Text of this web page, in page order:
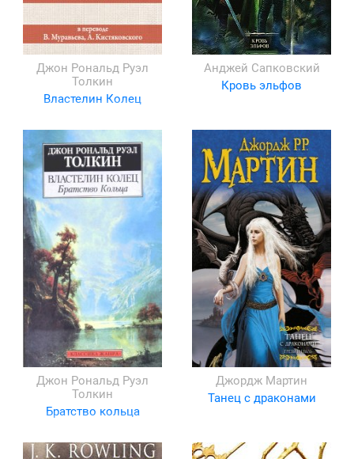
Джон Рональд Руэл
Толкин
Властелин Колец
Анджей Сапковский
Кровь эльфов
Джон Рональд Руэл
Толкин
Братство кольца
Джордж Мартин
Танец с драконами